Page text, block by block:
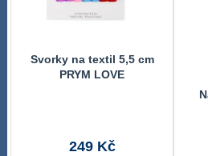
Svorky na textil 5,5 cm
PRYM LOVE
249 Kč